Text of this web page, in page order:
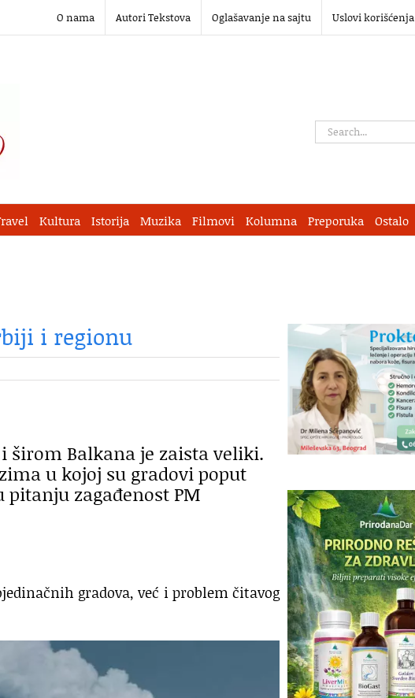
O nama Autori Tekstova Oglašavanje na sajtu Uslovi korišćenja
Search
Kultura Istorija Muzika Filmovi Kolumna Preporuka Ostalo
i regionu
širom Balkana je zaista veliki.
u kojoj su gradovi poput
zagađenost PM
gradova, već i problem čitavog